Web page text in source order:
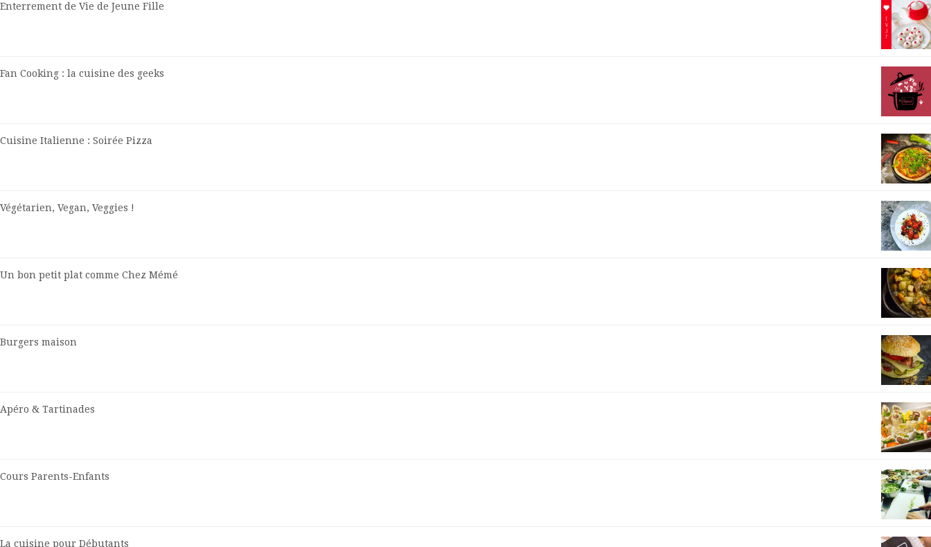
Enterrement de Vie de Jeune Fille
Fan Cooking : la cuisine des geeks
Cuisine Italienne : Soirée Pizza
Végétarien, Vegan, Veggies !
Un bon petit plat comme Chez Mémé
Burgers maison
Apéro & Tartinades
Cours Parents-Enfants
La cuisine pour Débutants